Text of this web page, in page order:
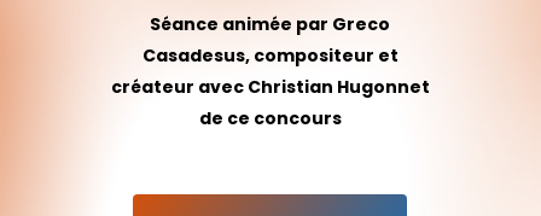
Séance animée par Greco
Casadesus, compositeur et
créateur avec Christian Hugonnet
de ce concours